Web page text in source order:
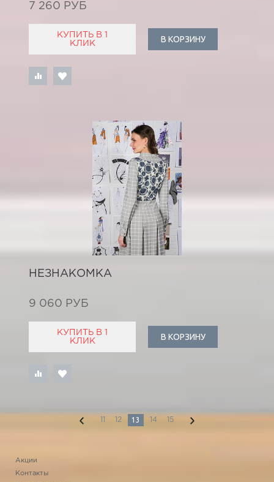
7 260 РУБ
КУПИТЬ В 1
КЛИК
В КОРЗИНУ
НЕЗНАКОМКА
9 060 РУБ
КУПИТЬ В 1
КЛИК
В КОРЗИНУ
11 12 13 14 15
Акции
Контакты